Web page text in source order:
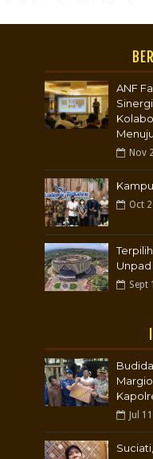
ANF
Nov
Oct
Unpad
Sept
Jul